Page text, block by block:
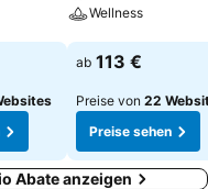
Wellness
Preise sehen
ab 113 €
Preise von 22
Preise sehen
Abate anzeigen